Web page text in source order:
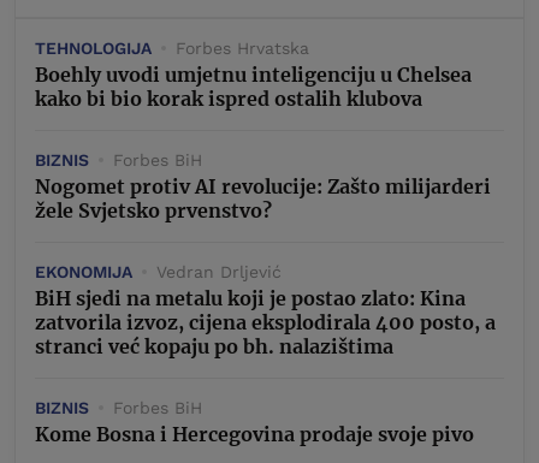
TEHNOLOGIJA Forbes Hrvatska
Boehly uvodi umjetnu inteligenciju u Chelsea
kako bi bio korak ispred ostalih klubova
BIZNIS Forbes BiH
Nogomet protiv AI revolucije: Zašto milijarderi
žele Svjetsko prvenstvo?
EKONOMIJA Vedran Drljević
BiH sjedi na metalu koji je postao zlato: Kina
zatvorila izvoz, cijena eksplodirala 400 posto, a
stranci već kopaju po bh. nalazištima
BIZNIS Forbes BiH
Kome Bosna i Hercegovina prodaje svoje pivo